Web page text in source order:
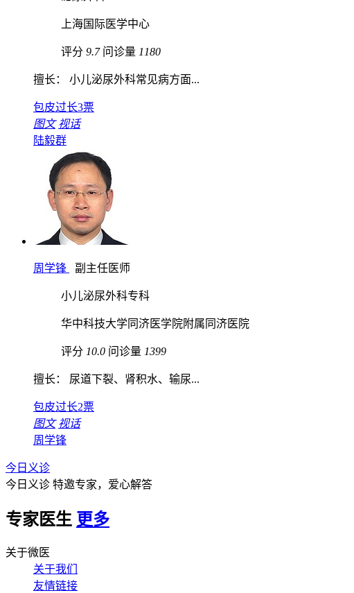
上海国际医学中心
评分 9.7 问诊量 1180
擅长： 小儿泌尿外科常见病方面...
包皮过长3票
图文 视话
陆毅群
周学锋 副主任医师
小儿泌尿外科专科
华中科技大学同济医学院附属同济医院
评分 10.0 问诊量 1399
擅长： 尿道下裂、肾积水、输尿...
包皮过长2票
图文 视话
周学锋
今日义诊
今日义诊 特邀专家，爱心解答
专家医生 更多
关于微医
关于我们
友情链接